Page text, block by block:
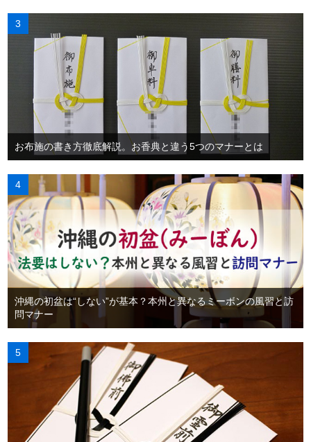
お布施の書き方徹底解説。お香典と違う5つのマナーとは
沖縄の初盆は“しない”が基本？本州と異なるミーボンの風習と訪
問マナー